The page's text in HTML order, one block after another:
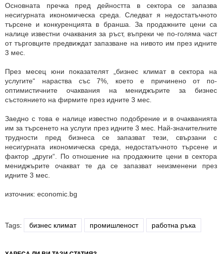
Основната пречка пред дейността в сектора се запазва
несигурната икономическа среда. Следват я недостатъчното
търсене и конкуренцията в бранша. За продажните цени са
налице известни очаквания за ръст, въпреки че по-голяма част
от търговците предвиждат запазване на нивото им през идните
3 мес.
През месец юни показателят „бизнес климат в сектора на
услугите“ нараства със 7%, което е причинено от по-
оптимистичните очаквания на мениджърите за бизнес
състоянието на фирмите през идните 3 мес.
Заедно с това е налице известно подобрение и в очакванията
им за търсенето на услуги през идните 3 мес. Най-значителните
трудности пред бизнеса се запазват тези, свързани с
несигурната икономическа среда, недостатъчното търсене и
фактор „други“. По отношение на продажните цени в сектора
мениджърите очакват те да се запазват неизменени през
идните 3 мес.
източник: economic.bg
Tags: бизнес климат промишленост работна ръка